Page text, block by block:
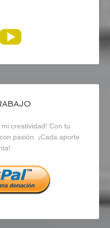
Ver
creatividad! Con tu
pasión. ¡Cada aporte